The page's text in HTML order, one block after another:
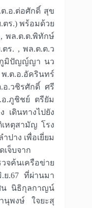
ต.อ.ต่อศักดิ์ สุข
ร.) พร้อมด้วย
พล.ต.ต.พิทักษ์
ร. , พล.ต.ต.ว
ภูมิปัญญ์ญา นว
.ต.อ.อัครินทร์
อ.วชิรศักดิ์ ศรี
.ภูชิชย์ ตรียัม
เดินทางไปยัง
หตุสามัญ โรง
ปาง เพื่อเยี่ยม
เจ็บจาก
ค้นเครือข่าย
ย.67 ที่ผ่านมา
น นิธิกุลกาญน์
นุพงษ์ ใจยะสุ